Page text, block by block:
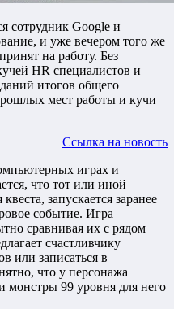
сотрудник Google и
и уже вечером того же
на работу. Без
HR специалистов и
итогов общего
мест работы и кучи
Ссылка на новость
играх и
что тот или иной
запускается заранее
событие. Игра
сравнивая их с рядом
счастливчику
или записаться в
что у персонажа
99 уровня для него